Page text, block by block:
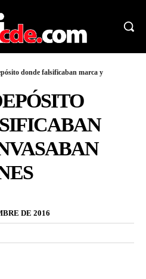
donde falsificaban marca y
DE 2016